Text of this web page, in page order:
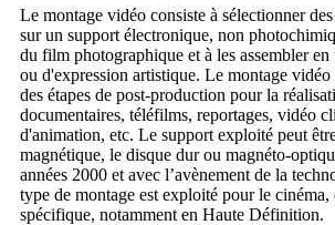
Le montage vidéo consiste à sélectionner
sur un support électronique, non
du film photographique et à les assembler en
ou d'expression artistique. Le montage
des étapes de post-production pour la
documentaires, téléfilms, reportages, vidéo
d'animation, etc. Le support exploité peut
magnétique, le disque dur ou magnéto-
années 2000 et avec l’avènement de la
type de montage est exploité pour le cinéma,
spécifique, notamment en Haute Définition.